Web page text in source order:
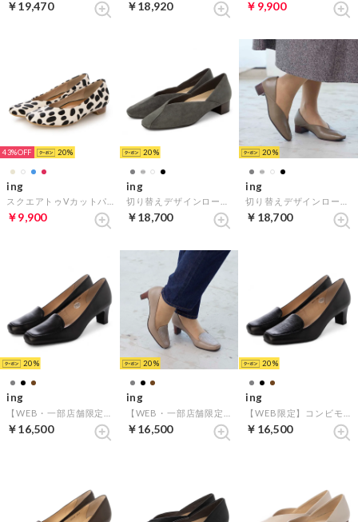
￥19,470 ￥18,920 ￥9,900
43% 20
ing
￥9,900
20
ing
￥18,700
20
ing
￥18,700
20
ing
￥16,500
20
ing
￥16,500
20
ing
￥16,500